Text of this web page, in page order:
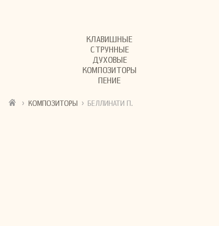
КЛАВИШНЫЕ
СТРУННЫЕ
ДУХОВЫЕ
КОМПОЗИТОРЫ
ПЕНИЕ
› КОМПОЗИТОРЫ › БЕЛЛИНАТИ П.